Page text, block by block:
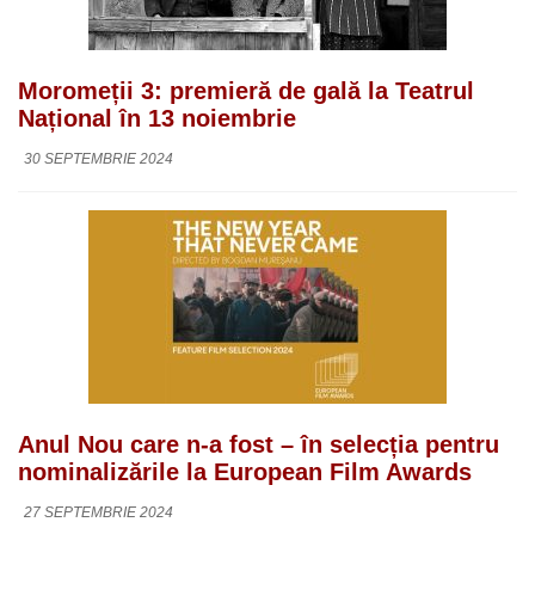
Moromeții 3: premieră de gală la Teatrul
Național în 13 noiembrie
30 SEPTEMBRIE 2024
Anul Nou care n-a fost – în selecția pentru
nominalizările la European Film Awards
27 SEPTEMBRIE 2024